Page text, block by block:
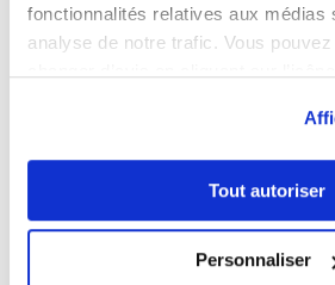
fonctionnalités relatives aux médias
analyse de notre trafic. Vous
Tout autoriser
Personnaliser
La facturation électronique devient
obligatoire en France à partir du
Lire la suite →